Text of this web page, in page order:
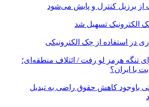
برزیل کنترل و پایش می‌شود
الکترونیک تسهیل شد
در استفاده از چک الکترونیکی
تنگه هرمز لو رفت / ائتلاف منطقه‌ای؛
با ایران؟
باوجود کاهش حقوق راضی به تبدیل